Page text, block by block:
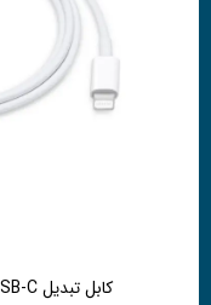
کابل تبدیل USB-C به لایتنینگ اپل به طول 1 متر